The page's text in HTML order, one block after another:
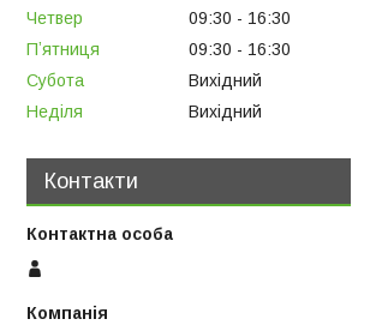
Четвер
09:30
16:30
Пʼятниця
09:30
16:30
Субота
Вихідний
Неділя
Вихідний
Контакти